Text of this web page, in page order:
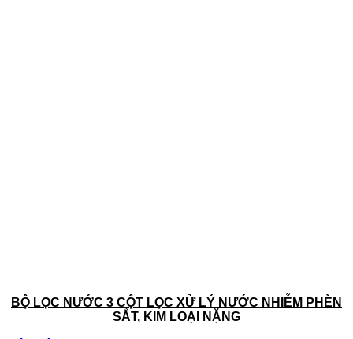
BỘ LỌC NƯỚC 3 CỘT LỌC XỬ LÝ NƯỚC NHIỄM PHÈN
SẮT, KIM LOẠI NẶNG